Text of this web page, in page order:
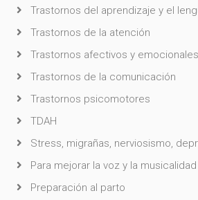
Trastornos del aprendizaje y el
Trastornos de la atención
Trastornos afectivos y emocionales
Trastornos de la comunicación
Trastornos psicomotores
TDAH
Stress, migrañas, nerviosismo,
Para mejorar la voz y la musicalidad
Preparación al parto